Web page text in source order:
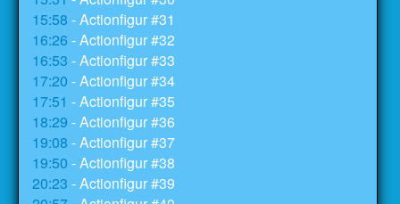
15:58 - Actionfigur #31
16:26 - Actionfigur #32
16:53 - Actionfigur #33
17:20 - Actionfigur #34
17:51 - Actionfigur #35
18:29 - Actionfigur #36
19:08 - Actionfigur #37
19:50 - Actionfigur #38
20:23 - Actionfigur #39